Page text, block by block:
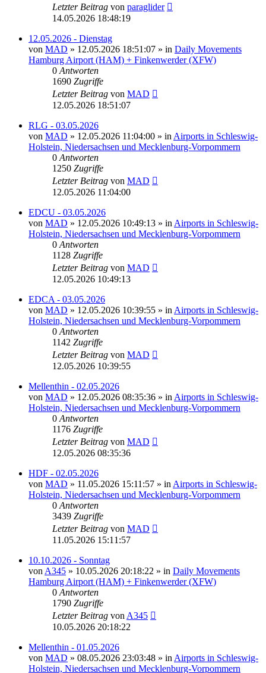
Letzter Beitrag von paraglider
14.05.2026 18:48:19
12.05.2026 - Dienstag
von MAD » 12.05.2026 18:51:07 » in Daily Movements
Hamburg Airport (HAM) + Finkenwerder (XFW)
0 Antworten
1690 Zugriffe
Letzter Beitrag von MAD
12.05.2026 18:51:07
RLG - 03.05.2026
von MAD » 12.05.2026 11:04:00 » in Airports in Schleswig-
Holstein, Niedersachsen und Mecklenburg-Vorpommern
0 Antworten
1250 Zugriffe
Letzter Beitrag von MAD
12.05.2026 11:04:00
EDCU - 03.05.2026
von MAD » 12.05.2026 10:49:13 » in Airports in Schleswig-
Holstein, Niedersachsen und Mecklenburg-Vorpommern
0 Antworten
1128 Zugriffe
Letzter Beitrag von MAD
12.05.2026 10:49:13
EDCA - 03.05.2026
von MAD » 12.05.2026 10:39:55 » in Airports in Schleswig-
Holstein, Niedersachsen und Mecklenburg-Vorpommern
0 Antworten
1142 Zugriffe
Letzter Beitrag von MAD
12.05.2026 10:39:55
Mellenthin - 02.05.2026
von MAD » 12.05.2026 08:35:36 » in Airports in Schleswig-
Holstein, Niedersachsen und Mecklenburg-Vorpommern
0 Antworten
1176 Zugriffe
Letzter Beitrag von MAD
12.05.2026 08:35:36
HDF - 02.05.2026
von MAD » 11.05.2026 15:11:57 » in Airports in Schleswig-
Holstein, Niedersachsen und Mecklenburg-Vorpommern
0 Antworten
3439 Zugriffe
Letzter Beitrag von MAD
11.05.2026 15:11:57
10.10.2026 - Sonntag
von A345 » 10.05.2026 20:18:22 » in Daily Movements
Hamburg Airport (HAM) + Finkenwerder (XFW)
0 Antworten
1790 Zugriffe
Letzter Beitrag von A345
10.05.2026 20:18:22
Mellenthin - 01.05.2026
von MAD » 08.05.2026 23:03:48 » in Airports in Schleswig-
Holstein, Niedersachsen und Mecklenburg-Vorpommern